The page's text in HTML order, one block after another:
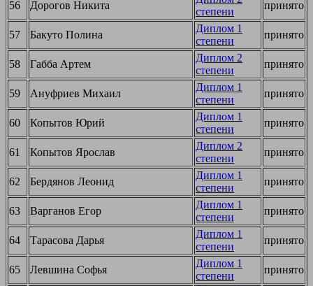
56 Дорогов Никита
степени
принято
57 Бакуто Полина
Диплом 1
степени
принято
58 Габба Артем
Диплом 2
степени
принято
59 Ануфриев Михаил
Диплом 1
степени
принято
60 Копытов Юрий
Диплом 1
степени
принято
61 Копытов Ярослав
Диплом 2
степени
принято
62 Бердянов Леонид
Диплом 1
степени
принято
63 Варганов Егор
Диплом 1
степени
принято
64 Тарасова Дарья
Диплом 1
степени
принято
65 Левшина Софья
Диплом 1
степени
принято